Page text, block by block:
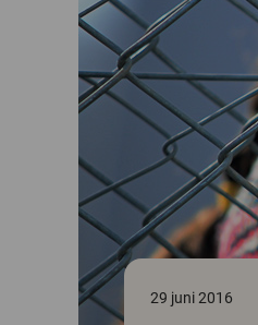
29 juni 2016